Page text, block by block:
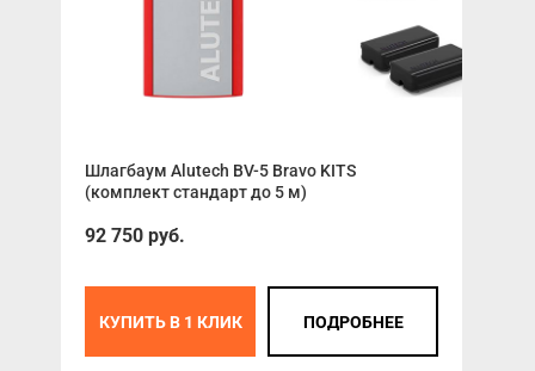
Шлагбаум Alutech BV-5 Bravo KITS
(комплект стандарт до 5 м)
92 750 руб.
КУПИТЬ В 1 КЛИК ПОДРОБНЕЕ